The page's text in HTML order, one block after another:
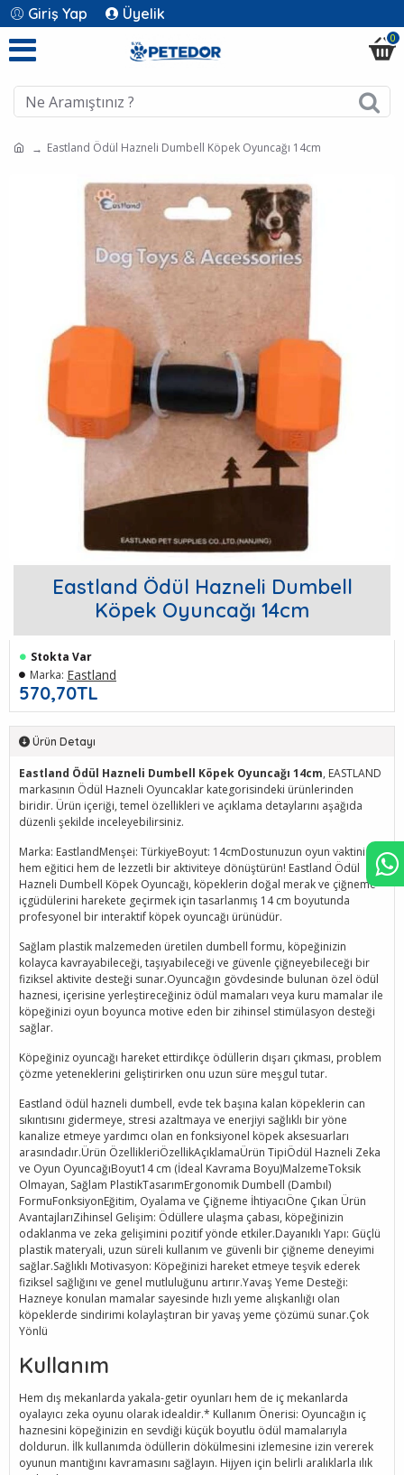
Giriş Yap Üyelik
0
Eastland Ödül Hazneli Dumbell Köpek Oyuncağı 14cm
Eastland Ödül Hazneli Dumbell
Köpek Oyuncağı 14cm
570,70TL
Stokta Var
Marka: Eastland
Ürün Detayı
Eastland Ödül Hazneli Dumbell Köpek Oyuncağı 14cm, EASTLAND
markasının Ödül Hazneli Oyuncaklar kategorisindeki ürünlerinden
biridir. Ürün içeriği, temel özellikleri ve açıklama detaylarını aşağıda
düzenli şekilde inceleyebilirsiniz.
Marka: EastlandMenşei: TürkiyeBoyut: 14cmDostunuzun oyun vaktini
hem eğitici hem de lezzetli bir aktiviteye dönüştürün! Eastland Ödül
Hazneli Dumbell Köpek Oyuncağı, köpeklerin doğal merak ve çiğneme
içgüdülerini harekete geçirmek için tasarlanmış 14 cm boyutunda
profesyonel bir interaktif köpek oyuncağı ürünüdür.
Sağlam plastik malzemeden üretilen dumbell formu, köpeğinizin
kolayca kavrayabileceği, taşıyabileceği ve güvenle çiğneyebileceği bir
fiziksel aktivite desteği sunar.Oyuncağın gövdesinde bulunan özel ödül
haznesi, içerisine yerleştireceğiniz ödül mamaları veya kuru mamalar ile
köpeğinizi oyun boyunca motive eden bir zihinsel stimülasyon desteği
sağlar.
Köpeğiniz oyuncağı hareket ettirdikçe ödüllerin dışarı çıkması, problem
çözme yeteneklerini geliştirirken onu uzun süre meşgul tutar.
Eastland ödül hazneli dumbell, evde tek başına kalan köpeklerin can
sıkıntısını gidermeye, stresi azaltmaya ve enerjiyi sağlıklı bir yöne
kanalize etmeye yardımcı olan en fonksiyonel köpek aksesuarları
arasındadır.Ürün ÖzellikleriÖzellikAçıklamaÜrün TipiÖdül Hazneli Zeka
ve Oyun OyuncağıBoyut14 cm (İdeal Kavrama Boyu)MalzemeToksik
Olmayan, Sağlam PlastikTasarımErgonomik Dumbell (Dambıl)
FormuFonksiyonEğitim, Oyalama ve Çiğneme İhtiyacıÖne Çıkan Ürün
AvantajlarıZihinsel Gelişim: Ödüllere ulaşma çabası, köpeğinizin
odaklanma ve zeka gelişimini pozitif yönde etkiler.Dayanıklı Yapı: Güçlü
plastik materyali, uzun süreli kullanım ve güvenli bir çiğneme deneyimi
sağlar.Sağlıklı Motivasyon: Köpeğinizi hareket etmeye teşvik ederek
fiziksel sağlığını ve genel mutluluğunu artırır.Yavaş Yeme Desteği:
Hazneye konulan mamalar sayesinde hızlı yeme alışkanlığı olan
köpeklerde sindirimi kolaylaştıran bir yavaş yeme çözümü sunar.Çok
Yönlü
Kullanım
Hem dış mekanlarda yakala-getir oyunları hem de iç mekanlarda
oyalayıcı zeka oyunu olarak idealdir.* Kullanım Önerisi: Oyuncağın iç
haznesini köpeğinizin en sevdiği küçük boyutlu ödül mamalarıyla
doldurun. İlk kullanımda ödüllerin dökülmesini izlemesine izin vererek
oyunun mantığını kavramasını sağlayın. Hijyen için belirli aralıklarla ılık